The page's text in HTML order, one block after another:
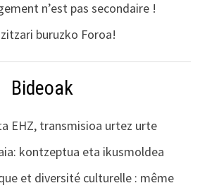
n’est pas secondaire !
buruzko Foroa!
Bideoak
EHZ, transmisioa urtez urte
kontzeptua eta ikusmoldea
et diversité culturelle : même